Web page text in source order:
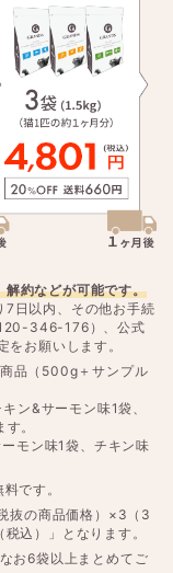
解約などが可能です。
7日以内、その他お手続
346-176）、公式
お願いします。
品（500g＋サンプル
ン&サーモン味1袋、
。
モン味1袋、チキン味
です。
抜の商品価格）×3（3
込）」となります。
お6袋以上まとめてご